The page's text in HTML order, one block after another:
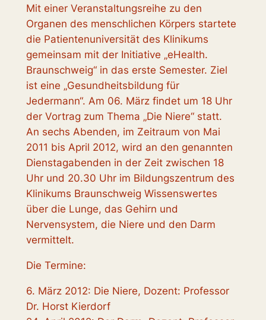
Mit einer Veranstaltungsreihe zu den
Organen des menschlichen Körpers startete
die Patientenuniversität des Klinikums
gemeinsam mit der Initiative „eHealth.
Braunschweig“ in das erste Semester. Ziel
ist eine „Gesundheitsbildung für
Jedermann“. Am 06. März findet um 18 Uhr
der Vortrag zum Thema „Die Niere“ statt.
An sechs Abenden, im Zeitraum von Mai
2011 bis April 2012, wird an den genannten
Dienstagabenden in der Zeit zwischen 18
Uhr und 20.30 Uhr im Bildungszentrum des
Klinikums Braunschweig Wissenswertes
über die Lunge, das Gehirn und
Nervensystem, die Niere und den Darm
vermittelt.
Die Termine:
6. März 2012: Die Niere, Dozent: Professor
Dr. Horst Kierdorf